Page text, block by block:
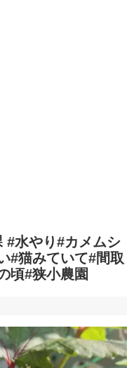
#水やり#カメムシ
#猫みていて#間取
頃#狭小農園